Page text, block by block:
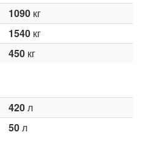
1090 кг
1540 кг
450 кг
420л
50л